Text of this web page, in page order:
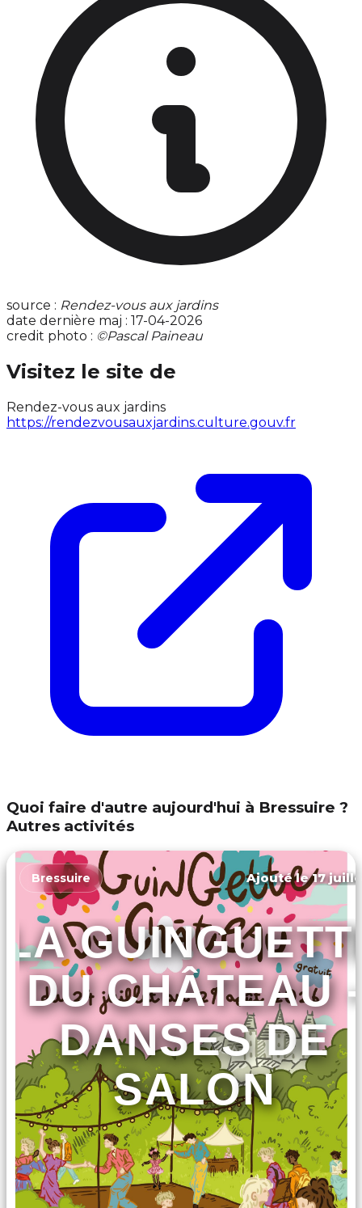
source : Rendez-vous aux jardins
date dernière maj : 17-04-2026
credit photo : ©Pascal Paineau
Visitez le site de
Rendez-vous aux jardins
https://rendezvousauxjardins.culture.gouv.fr
Quoi faire d'autre aujourd'hui à Bressuire ?
Autres activités
Bressuire Ajouté le 17
LA
DU CHÂTEAU -
DANSES DE
SALON